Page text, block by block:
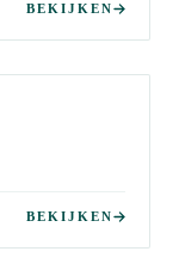
BEKIJKEN
BEKIJKEN